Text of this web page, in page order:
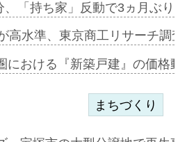
、「持ち家」反動で3ヵ月ぶ
高水準、東京商工リサーチ
における『新築戸建』の価
まちづくり